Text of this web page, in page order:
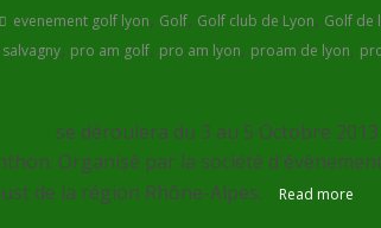
evenement golf lyon, Golf, Golf club de Lyon, Golf de
, pro am golf, pro am lyon, proam de lyon,
se déroulera du 3 au 5 Octobre
Organisé par la société
de la région Rhône-Alpes.
Read more